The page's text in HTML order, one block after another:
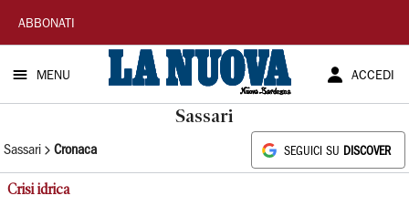
La
Nuova
Sardegna
ABBONATI
MENU ACCEDI
Sassari
Sassari Cronaca SEGUICI SU DISCOVER
Crisi idrica